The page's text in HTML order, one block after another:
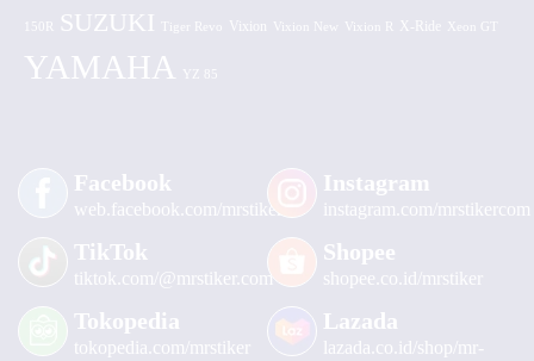
150R SUZUKI Tiger Revo Vixion Vixion New Vixion R X-Ride Xeon GT
YAMAHA YZ 85
Facebook
web.facebook.com/mrstiker
Instagram
instagram.com/mrstikercom
TikTok
tiktok.com/@mrstiker.com
Shopee
shopee.co.id/mrstiker
Tokopedia
tokopedia.com/mrstiker
Lazada
lazada.co.id/shop/mr-